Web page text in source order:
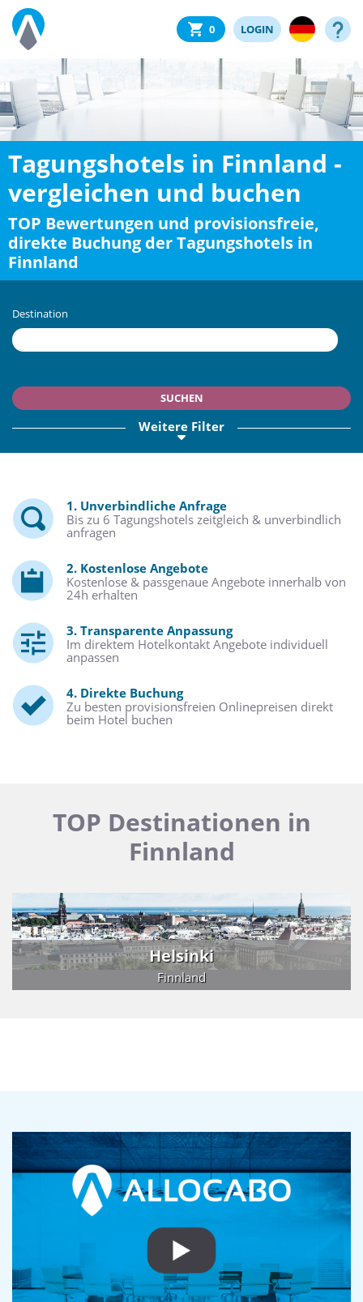
0 LOGIN
Tagungshotels in Finnland -
vergleichen und buchen
TOP Bewertungen und provisionsfreie,
direkte Buchung der Tagungshotels in
Finnland
Destination
SUCHEN
Weitere Filter
1. Unverbindliche Anfrage
Bis zu 6 Tagungshotels zeitgleich & unverbindlich
anfragen
2. Kostenlose Angebote
Kostenlose & passgenaue Angebote innerhalb von
24h erhalten
3. Transparente Anpassung
Im direktem Hotelkontakt Angebote individuell
anpassen
4. Direkte Buchung
Zu besten provisionsfreien Onlinepreisen direkt
beim Hotel buchen
TOP Destinationen in
Finnland
Helsinki
Finnland